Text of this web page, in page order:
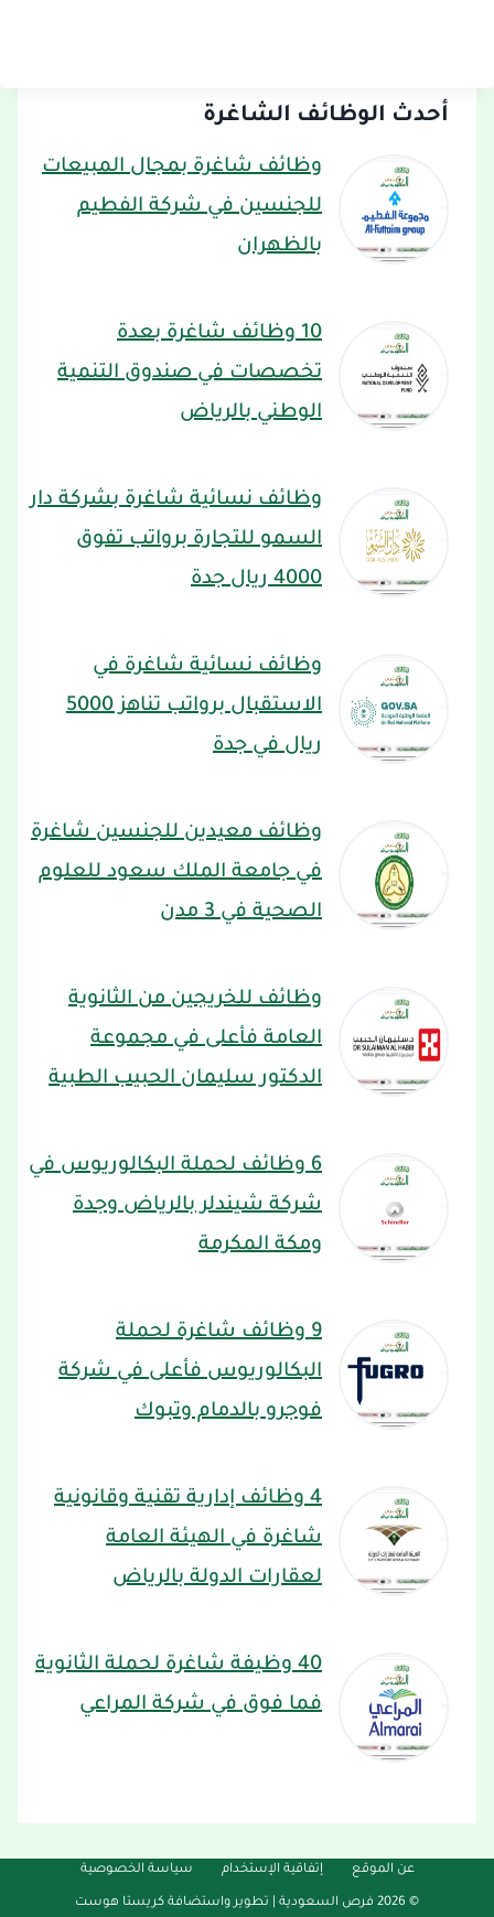
أحدث الوظائف الشاغرة
وظائف شاغرة بمجال المبيعات
للجنسين في شركة الفطيم
بالظهران
10 وظائف شاغرة بعدة
تخصصات في صندوق التنمية
الوطني بالرياض
وظائف نسائية شاغرة بشركة دار
السمو للتجارة برواتب تفوق
4000 ريال جدة
وظائف نسائية شاغرة في
الاستقبال برواتب تناهز 5000
ريال في جدة
وظائف معيدين للجنسين شاغرة
في جامعة الملك سعود للعلوم
الصحية في 3 مدن
وظائف للخريجين من الثانوية
العامة فأعلى في مجموعة
الدكتور سليمان الحبيب الطبية
6 وظائف لحملة البكالوريوس في
شركة شيندلر بالرياض وجدة
ومكة المكرمة
9 وظائف شاغرة لحملة
البكالوريوس فأعلى في شركة
فوجرو بالدمام وتبوك
4 وظائف إدارية تقنية وقانونية
شاغرة في الهيئة العامة
لعقارات الدولة بالرياض
40 وظيفة شاغرة لحملة الثانوية
فما فوق في شركة المراعي
عن الموقع إتفاقية الإستخدام سياسة الخصوصية
© 2026 فرص السعودية | تطوير واستضافة كريستا هوست